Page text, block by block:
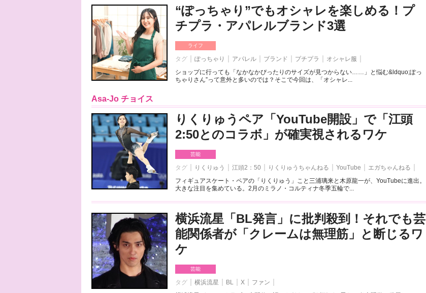
“ぽっちゃり”でもオシャレを楽しめる！プ
チプラ・アパレルブランド3選
ライフ
タグ ぽっちゃり アパレル ブランド プチプラ
オシャレ服
ショップに行っても「なかなかぴったりのサイズが見つからない……」と悩む&ldquo;ぽっ
ちゃりさん”って意外と多いのでは？そこで今回は、「オシャレ...
Asa-Jo チョイス
りくりゅうペア「YouTube開設」で「江頭
2:50とのコラボ」が確実視されるワケ
芸能
タグ りくりゅう 江頭2：50 りくりゅうちゃんねる YouTube
エガちゃんねる
フィギュアスケート・ペアの「りくりゅう」こと三浦璃来と木原龍一が、YouTubeに進出。
大きな注目を集めている。2月のミラノ・コルティナ冬季五輪で...
横浜流星「BL発言」に批判殺到！それでも芸
能関係者が「クレームは無理筋」と断じるワ
ケ
芸能
タグ 横浜流星 BL X
ファン